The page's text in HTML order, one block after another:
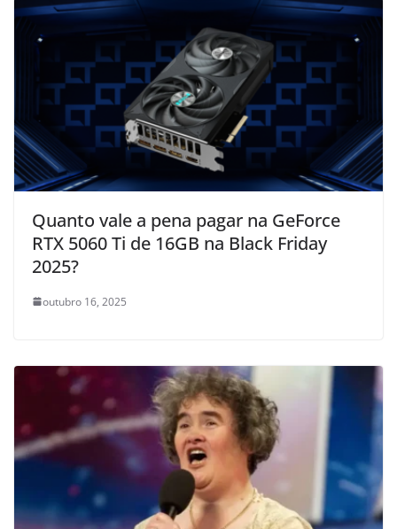
Quanto vale a pena pagar na GeForce
RTX 5060 Ti de 16GB na Black Friday
2025?
outubro 16, 2025